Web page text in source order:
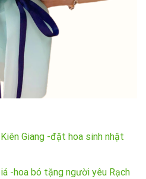
Giang -đặt hoa sinh nhật
-hoa bó tặng người yêu Rạch